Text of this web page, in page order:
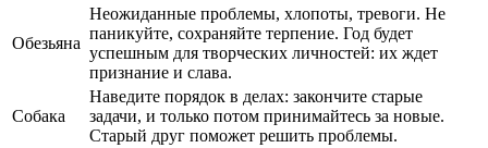
Обезьяна
Неожиданные проблемы, хлопоты, тревоги. Не
паникуйте, сохраняйте терпение. Год будет
успешным для творческих личностей: их ждет
признание и слава.
Собака
Наведите порядок в делах: закончите старые
задачи, и только потом принимайтесь за новые.
Старый друг поможет решить проблемы.